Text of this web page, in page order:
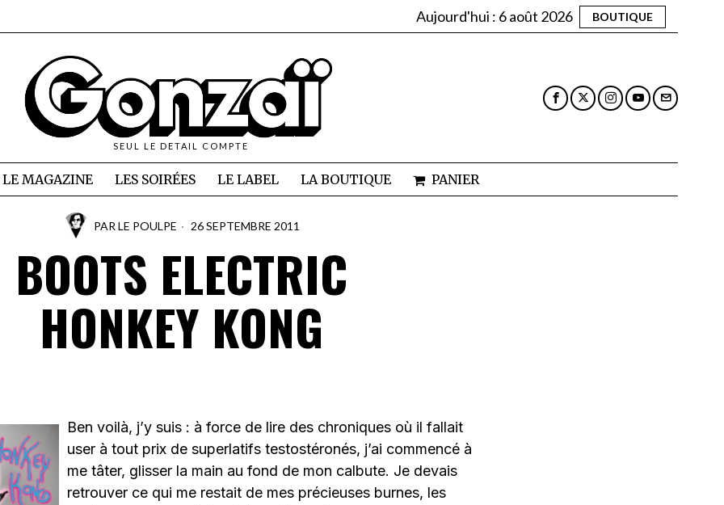
Aujourd'hui : 6 août 2026 BOUTIQUE
SEUL LE DETAIL COMPTE
LE MAGAZINE LES SOIRÉES LE LABEL LA BOUTIQUE PANIER
PAR LE POULPE 26 SEPTEMBRE 2011
BOOTS ELECTRIC
HONKEY KONG
Ben voilà, j’y suis : à force de lire des chroniques où il fallait
user à tout prix de superlatifs testostéronés, j’ai commencé à
me tâter, glisser la main au fond de mon calbute. Je devais
retrouver ce qui me restait de mes précieuses burnes, les